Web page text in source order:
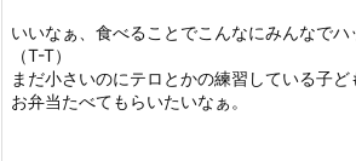
いいなぁ、食べることでこんなにみんなで
（T-T）
まだ小さいのにテロとかの練習している子
お弁当たべてもらいたいなぁ。